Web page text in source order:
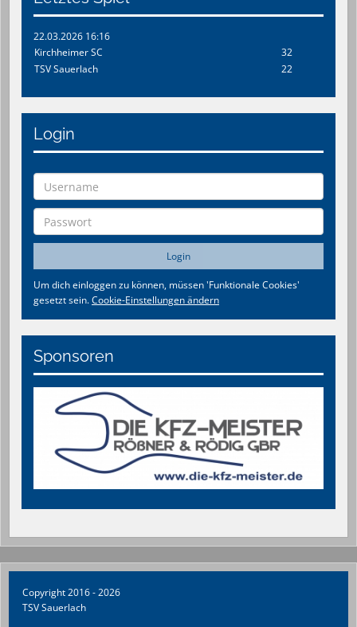
22.03.2026 16:16
Kirchheimer SC
32
TSV Sauerlach
22
Login
Um dich einloggen zu können, müssen 'Funktionale Cookies'
gesetzt sein.Cookie-Einstellungen ändern
Sponsoren
Copyright 2016 - 2026
TSV Sauerlach